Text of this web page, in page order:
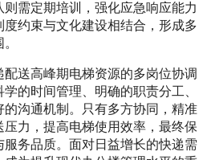
需定期培训，强化应急响应能力
约束与文化建设相结合，形成多
送高峰期电梯资源的多岗位协调
的时间管理、明确的职责分工、
沟通机制。只有多方协同，精准
力，提高电梯使用效率，最终保
务品质。面对日益增长的快递需